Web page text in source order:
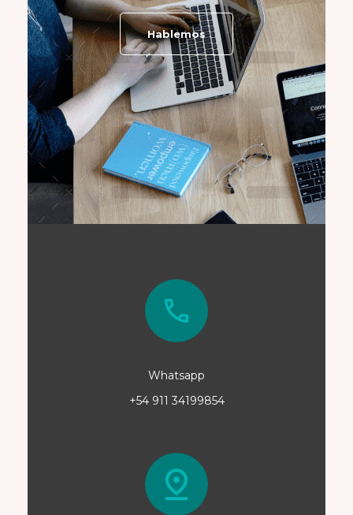
Hablemos
Whatsapp
+54 911 34199854